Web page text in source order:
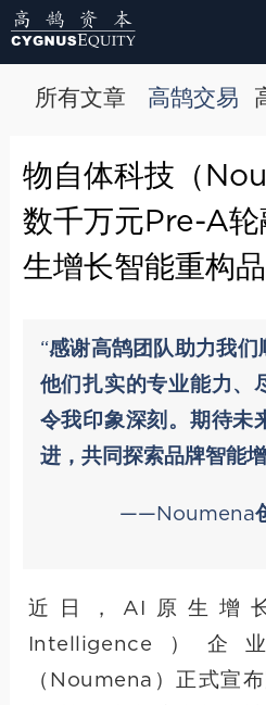
所有文章 高鹄交易
物自体科技（
数千万元Pre-A
生增长智能重构
“感谢高鹄团队助力我们
他们扎实的专业能力、
令我印象深刻。期待未
进，共同探索品牌智能
——Noumena
近日，AI原生增
Intelligence）
（Noumena）正式宣